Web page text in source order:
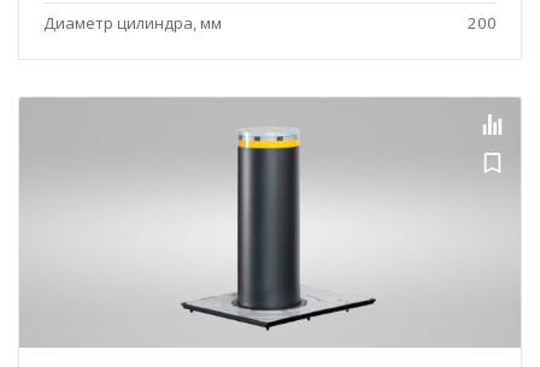
Диаметр цилиндра, мм
200